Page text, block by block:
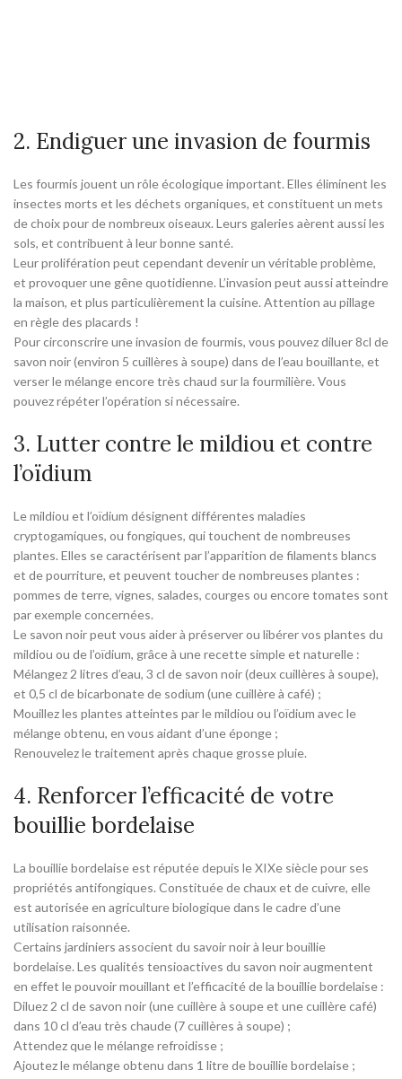
2. Endiguer une invasion de fourmis
Les fourmis jouent un rôle écologique important. Elles éliminent les
insectes morts et les déchets organiques, et constituent un mets
de choix pour de nombreux oiseaux. Leurs galeries aèrent aussi les
sols, et contribuent à leur bonne santé.
Leur prolifération peut cependant devenir un véritable problème,
et provoquer une gêne quotidienne. L’invasion peut aussi atteindre
la maison, et plus particulièrement la cuisine. Attention au pillage
en règle des placards !
Pour circonscrire une invasion de fourmis, vous pouvez diluer 8cl de
savon noir (environ 5 cuillères à soupe) dans de l’eau bouillante, et
verser le mélange encore très chaud sur la fourmilière. Vous
pouvez répéter l’opération si nécessaire.
3. Lutter contre le mildiou et contre
l’oïdium
Le mildiou et l’oïdium désignent différentes maladies
cryptogamiques, ou fongiques, qui touchent de nombreuses
plantes. Elles se caractérisent par l’apparition de filaments blancs
et de pourriture, et peuvent toucher de nombreuses plantes :
pommes de terre, vignes, salades, courges ou encore tomates sont
par exemple concernées.
Le savon noir peut vous aider à préserver ou libérer vos plantes du
mildiou ou de l’oïdium, grâce à une recette simple et naturelle :
Mélangez 2 litres d’eau, 3 cl de savon noir (deux cuillères à soupe),
et 0,5 cl de bicarbonate de sodium (une cuillère à café) ;
Mouillez les plantes atteintes par le mildiou ou l’oïdium avec le
mélange obtenu, en vous aidant d’une éponge ;
Renouvelez le traitement après chaque grosse pluie.
4. Renforcer l’efficacité de votre
bouillie bordelaise
La bouillie bordelaise est réputée depuis le XIXe siècle pour ses
propriétés antifongiques. Constituée de chaux et de cuivre, elle
est autorisée en agriculture biologique dans le cadre d’une
utilisation raisonnée.
Certains jardiniers associent du savoir noir à leur bouillie
bordelaise. Les qualités tensioactives du savon noir augmentent
en effet le pouvoir mouillant et l’efficacité de la bouillie bordelaise :
Diluez 2 cl de savon noir (une cuillère à soupe et une cuillère café)
dans 10 cl d’eau très chaude (7 cuillères à soupe) ;
Attendez que le mélange refroidisse ;
Ajoutez le mélange obtenu dans 1 litre de bouillie bordelaise ;